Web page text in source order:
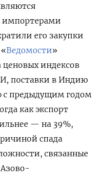
импортерами
его закупки
Ведомости»
ценовых индексов
поставки в Индию
с предыдущим годом
как экспорт
— на 39%,
спада
связанные
Азово-